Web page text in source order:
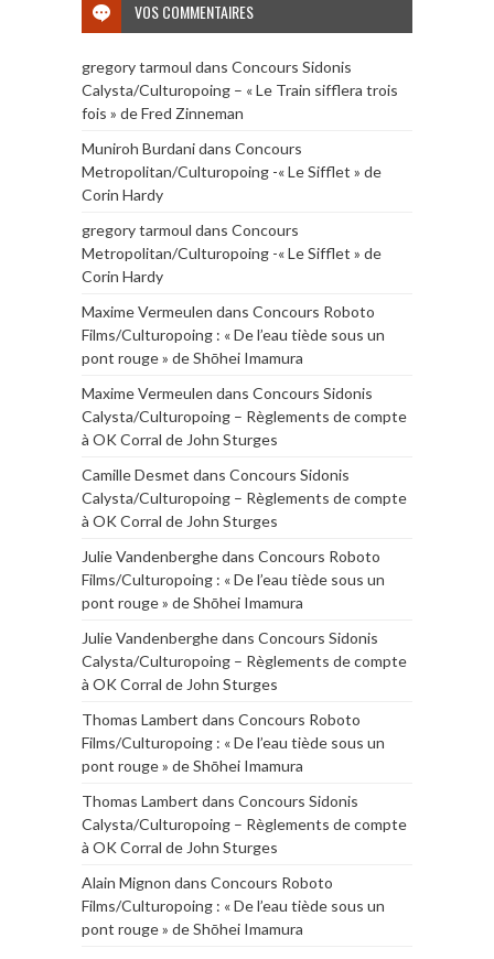
VOS COMMENTAIRES
gregory tarmoul dans Concours Sidonis
Calysta/Culturopoing – « Le Train sifflera trois
fois » de Fred Zinneman
Muniroh Burdanidans Concours
Metropolitan/Culturopoing -« Le Sifflet » de
Corin Hardy
gregory tarmoul dans Concours
Metropolitan/Culturopoing -« Le Sifflet » de
Corin Hardy
Maxime Vermeulen dans Concours Roboto
Films/Culturopoing : « De l’eau tiède sous un
pont rouge » de Shōhei Imamura
Maxime Vermeulen dans Concours Sidonis
Calysta/Culturopoing – Règlements de compte
à OK Corral de John Sturges
Camille Desmet dans Concours Sidonis
Calysta/Culturopoing – Règlements de compte
à OK Corral de John Sturges
Julie Vandenberghedans Concours Roboto
Films/Culturopoing : « De l’eau tiède sous un
pont rouge » de Shōhei Imamura
Julie Vandenberghedans Concours Sidonis
Calysta/Culturopoing – Règlements de compte
à OK Corral de John Sturges
Thomas Lambert dans Concours Roboto
Films/Culturopoing : « De l’eau tiède sous un
pont rouge » de Shōhei Imamura
Thomas Lambert dans Concours Sidonis
Calysta/Culturopoing – Règlements de compte
à OK Corral de John Sturges
Alain Mignon dans Concours Roboto
Films/Culturopoing : « De l’eau tiède sous un
pont rouge » de Shōhei Imamura